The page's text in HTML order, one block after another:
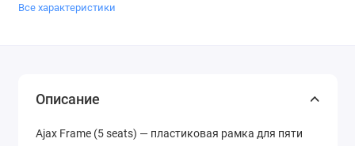
Все характеристики
Описание
Ajax Frame (5 seats) — пластиковая рамка для пяти